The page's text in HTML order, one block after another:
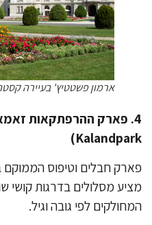
ארמון פשטטיץ' בעיירה קסטהיי
חבלים וטיפוס הממוקם
מסלולים בדרגות קושי
לפי גובה וגיל.